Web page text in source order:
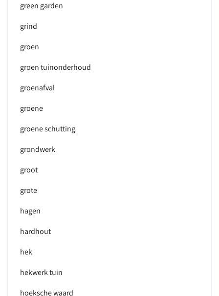
green garden
grind
groen
groen tuinonderhoud
groenafval
groene
groene schutting
grondwerk
groot
grote
hagen
hardhout
hek
hekwerk tuin
hoeksche waard